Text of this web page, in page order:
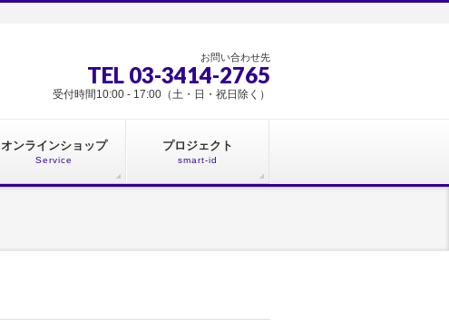
お問い合わせ先
TEL 03-3414-2765
受付時間10:00 - 17:00（土・日・祝日除く）
オンラインショップ
Service
プロジェクト
smart-id